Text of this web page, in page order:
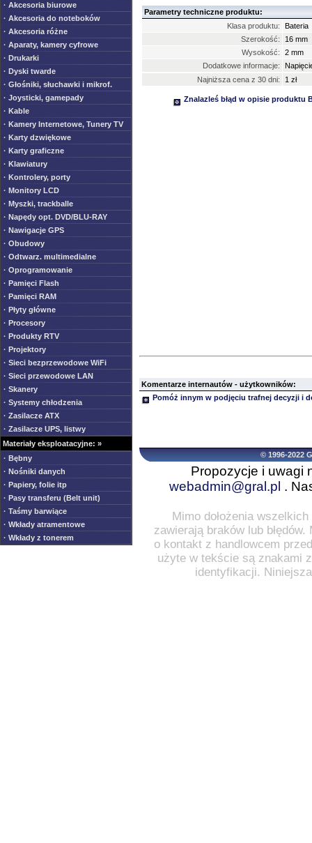
· Akcesoria biurowe
· Akcesoria do noteboków
· Akcesoria różne
· Aparaty, kamery cyfrowe
· Drukarki
· Dyski twarde
· Głośniki, słuchawki i mikrof.
· Joysticki, gamepady
· Kable
· Kamery Internetowe, Tunery TV
· Karty dzwiękowe
· Karty graficzne
· Klawiatury
· Kontrolery, porty
· Monitory LCD
· Myszki, trackballe
· Napędy opt. DVD/BLU-RAY
· Nawigacje GPS
· Obudowy
· Odtwarz. multimedialne
· Oprogramowanie
· Pamięci Flash
· Pamięci RAM
· Płyty główne
· Procesory
· Produkty RTV
· Projektory
· Sieci bezprzewodowe WiFi
· Sieci przewodowe LAN
· Skanery
· Systemy chłodzenia
· Zasilacze ATX
· Zasilacze UPS, listwy
Materiały eksploatacyjne: »
· Bębny
· Nośniki danych
· Papiery, folie itp
· Pasy transferu (Belt unit)
· Taśmy barwiące
· Wkłady atramentowe
· Wkłady z tonerem
Parametry techniczne produktu:
Klasa produktu:
Bateria
Szerokość:
16 mm
Wysokość:
2 mm
Dodatkowe informacje:
Najniższa cena z 30 dni:
1 zł
Znalazleś błąd w opisie produktu
Komentarze internautów - użytkowników:
Pomóż innym w podjęciu trafnej decyzji i
© 1996-2022
Propozycje i uwagi
webadmin@gral.pl .
Mimo dołożenia
zawierają braków lub
o kontakt z handlowcem
użyte w tekście są znakami
identyfikacji.